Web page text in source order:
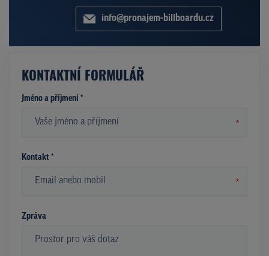
info@pronajem-billboardu.cz
KONTAKTNÍ FORMULÁŘ
Jméno a příjmení *
*
Kontakt *
*
Zpráva